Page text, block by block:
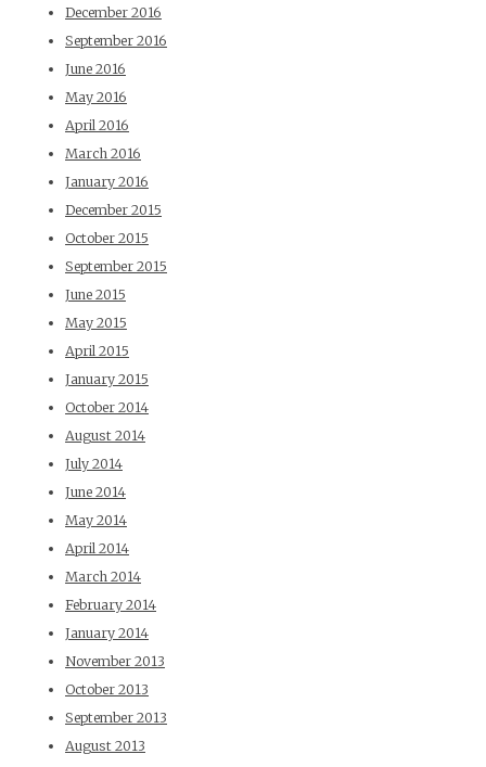
December 2016
September 2016
June 2016
May 2016
April 2016
March 2016
January 2016
December 2015
October 2015
September 2015
June 2015
May 2015
April 2015
January 2015
October 2014
August 2014
July 2014
June 2014
May 2014
April 2014
March 2014
February 2014
January 2014
November 2013
October 2013
September 2013
August 2013